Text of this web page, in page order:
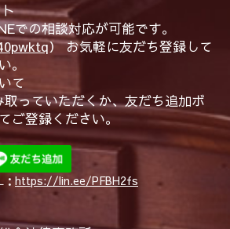
での相談対応が可能です。
） お気軽に友だち登録して
。
て
っていただくか、友だち追加ボ
ご登録ください。
https://lin.ee/PFBH2fs